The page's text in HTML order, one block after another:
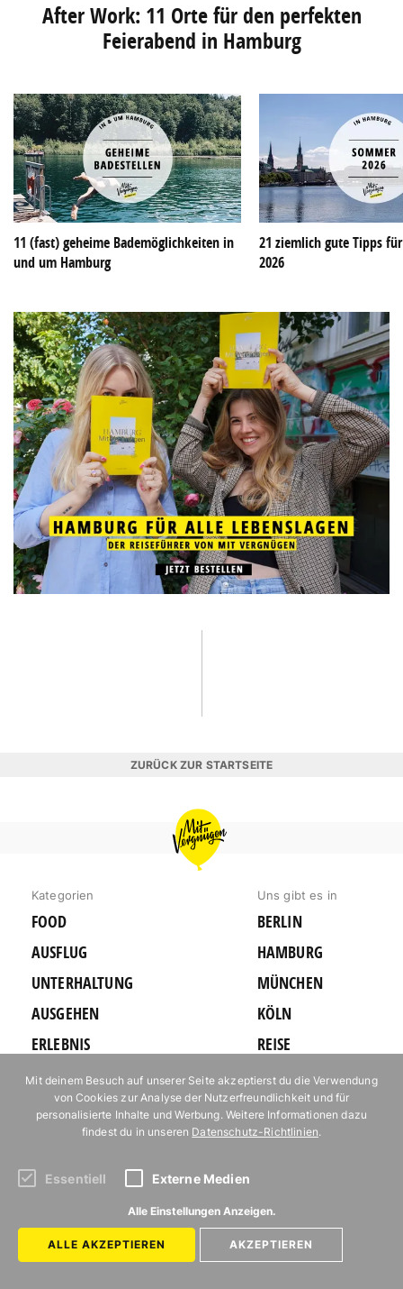
After Work: 11 Orte für den perfekten
Feierabend in Hamburg
11 (fast) geheime Bademöglichkeiten in
und um Hamburg
21 ziemlich gute Tipps
2026
ZURÜCK ZUR STARTSEITE
MIT
VERGNÜGEN
HAMBURG
Kategorien
FOOD
AUSFLUG
UNTERHALTUNG
AUSGEHEN
ERLEBNIS
MIT KINDERN
KARTE
Uns gibt es in
BERLIN
HAMBURG
MÜNCHEN
KÖLN
REISE
Autor*innen
Newsletter
Jobs bei Mit
Mediakit
Impressum
Mit deinem Besuch auf unserer Seite akzeptierst du die Verwendung
von Cookies zur Analyse der Nutzerfreundlichkeit und für
personalisierte Inhalte und Werbung. Weitere Informationen dazu
findest du in unseren Datenschutz-Richtlinien.
Essentiell Externe Medien
Alle Einstellungen Anzeigen.
ALLE AKZEPTIEREN AKZEPTIEREN